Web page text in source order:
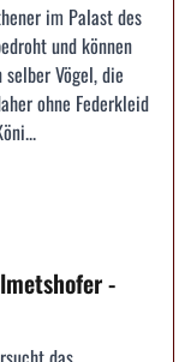
im Palast des
und können
Vögel, die
ohne Federkleid
-